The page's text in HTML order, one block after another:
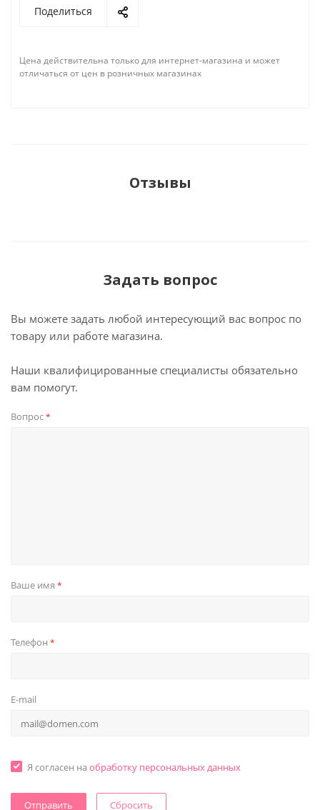
Поделиться
Цена действительна только для интернет-магазина и может
отличаться от цен в розничных магазинах
Отзывы
Задать вопрос
Вы можете задать любой интересующий вас вопрос по
товару или работе магазина.
Наши квалифицированные специалисты обязательно
вам помогут.
Вопрос*
Ваше имя *
Телефон *
E-mail
Я согласен на обработку персональных данных
Сбросить